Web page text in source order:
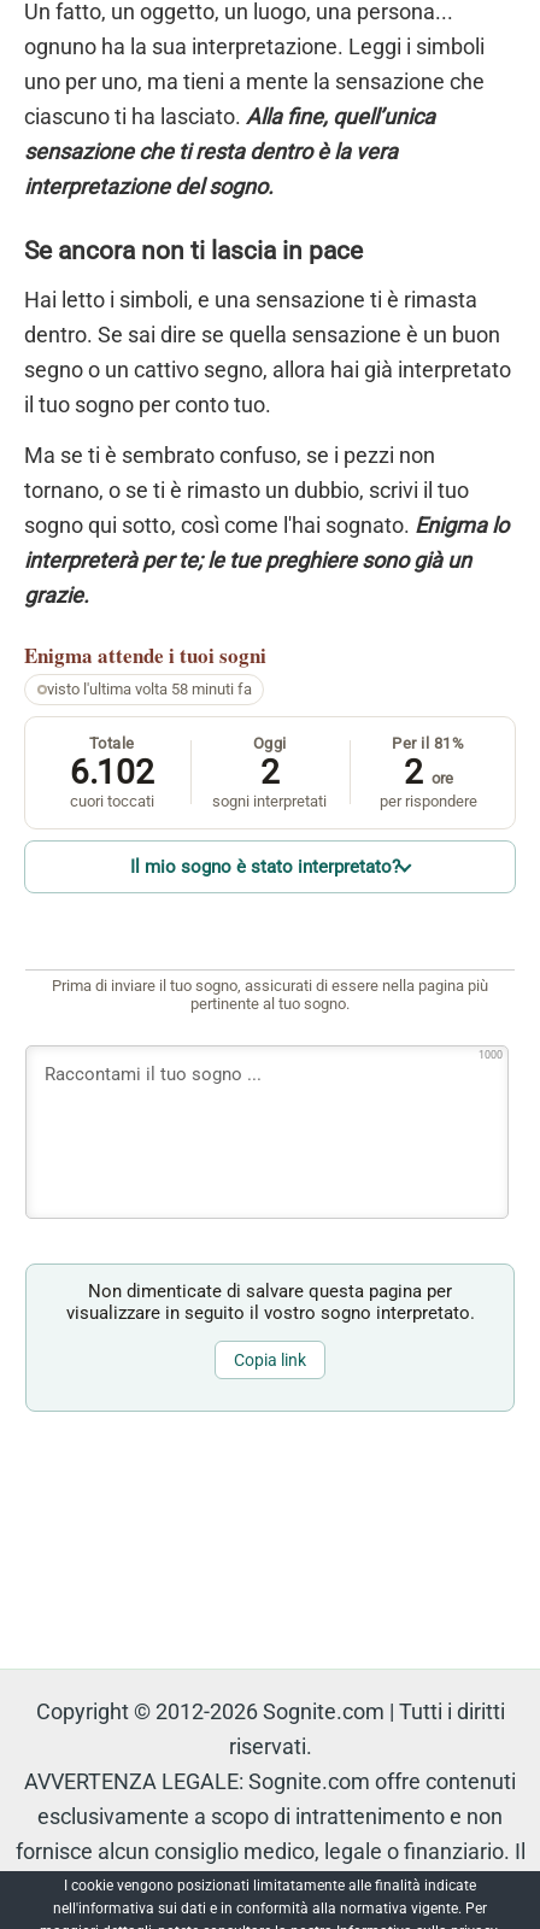
Un fatto, un oggetto, un luogo, una persona...
ognuno ha la sua interpretazione. Leggi i simboli
uno per uno, ma tieni a mente la sensazione che
ciascuno ti ha lasciato. Alla fine, quell’unica
sensazione che ti resta dentro è la vera
interpretazione del sogno.
Se ancora non ti lascia in pace
Hai letto i simboli, e una sensazione ti è rimasta
dentro. Se sai dire se quella sensazione è un buon
segno o un cattivo segno, allora hai già interpretato
il tuo sogno per conto tuo.
Ma se ti è sembrato confuso, se i pezzi non
tornano, o se ti è rimasto un dubbio, scrivi il tuo
sogno qui sotto, così come l'hai sognato. Enigma lo
interpreterà per te; le tue preghiere sono già un
grazie.
Enigma attende i tuoi sogni
visto l'ultima volta 58 minuti fa
Totale
6.102
cuori toccati
Oggi
2
sogni interpretati
Per il 81%
2 ore
per rispondere
Il mio sogno è stato interpretato?
Prima di inviare il tuo sogno, assicurati di essere nella pagina più
pertinente al tuo sogno.
1000
Non dimenticate di salvare questa pagina per
visualizzare in seguito il vostro sogno interpretato.
Copia link
Copyright © 2012-2026 Sognite.com | Tutti i diritti
riservati.
AVVERTENZA LEGALE: Sognite.com offre contenuti
esclusivamente a scopo di intrattenimento e non
fornisce alcun consiglio medico, legale o finanziario. Il
contenuto è protetto e non può essere riprodotto senza
autorizzazione.
I cookie vengono posizionati limitatamente alle finalità indicate
nell'informativa sui dati e in conformità alla normativa vigente. Per